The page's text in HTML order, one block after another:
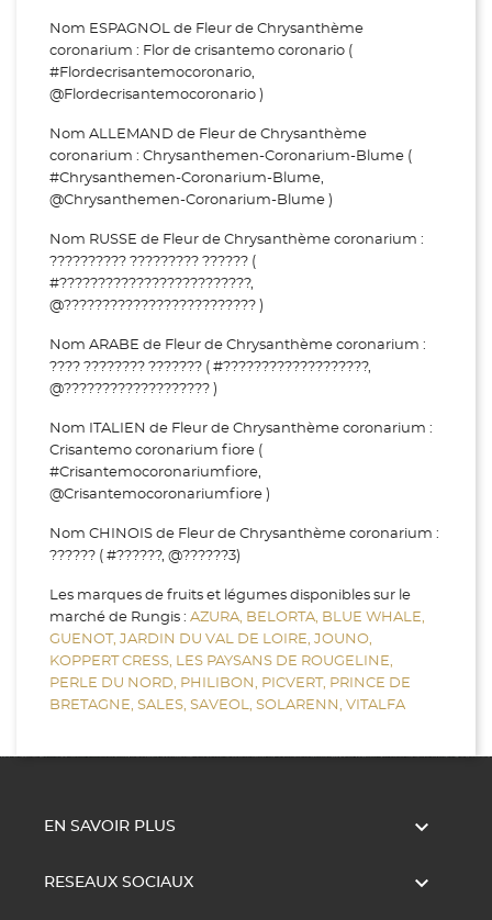
Nom ESPAGNOL de Fleur de Chrysanthème
coronarium : Flor de crisantemo coronario (
#Flordecrisantemocoronario,
@Flordecrisantemocoronario )
Nom ALLEMAND de Fleur de Chrysanthème
coronarium : Chrysanthemen-Coronarium-Blume (
#Chrysanthemen-Coronarium-Blume,
@Chrysanthemen-Coronarium-Blume )
Nom RUSSE de Fleur de Chrysanthème coronarium :
?????????? ????????? ?????? (
#?????????????????????????,
@????????????????????????? )
Nom ARABE de Fleur de Chrysanthème coronarium :
???? ???????? ??????? ( #???????????????????,
@??????????????????? )
Nom ITALIEN de Fleur de Chrysanthème coronarium :
Crisantemo coronarium fiore (
#Crisantemocoronariumfiore,
@Crisantemocoronariumfiore )
Nom CHINOIS de Fleur de Chrysanthème coronarium :
?????? ( #??????, @??????3)
Les marques de fruits et légumes disponibles sur le
marché de Rungis : AZURA, BELORTA, BLUE WHALE,
GUENOT, JARDIN DU VAL DE LOIRE, JOUNO,
KOPPERT CRESS, LES PAYSANS DE ROUGELINE,
PERLE DU NORD, PHILIBON, PICVERT, PRINCE DE
BRETAGNE, SALES, SAVEOL, SOLARENN, VITALFA
EN SAVOIR PLUS 
RESEAUX SOCIAUX 